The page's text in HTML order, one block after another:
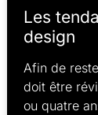
Les
design
Afin de
doit être
ou quatre